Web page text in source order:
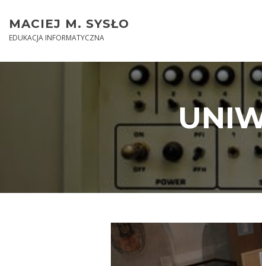
content
MACIEJ M. SYSŁO
EDUKACJA INFORMATYCZNA